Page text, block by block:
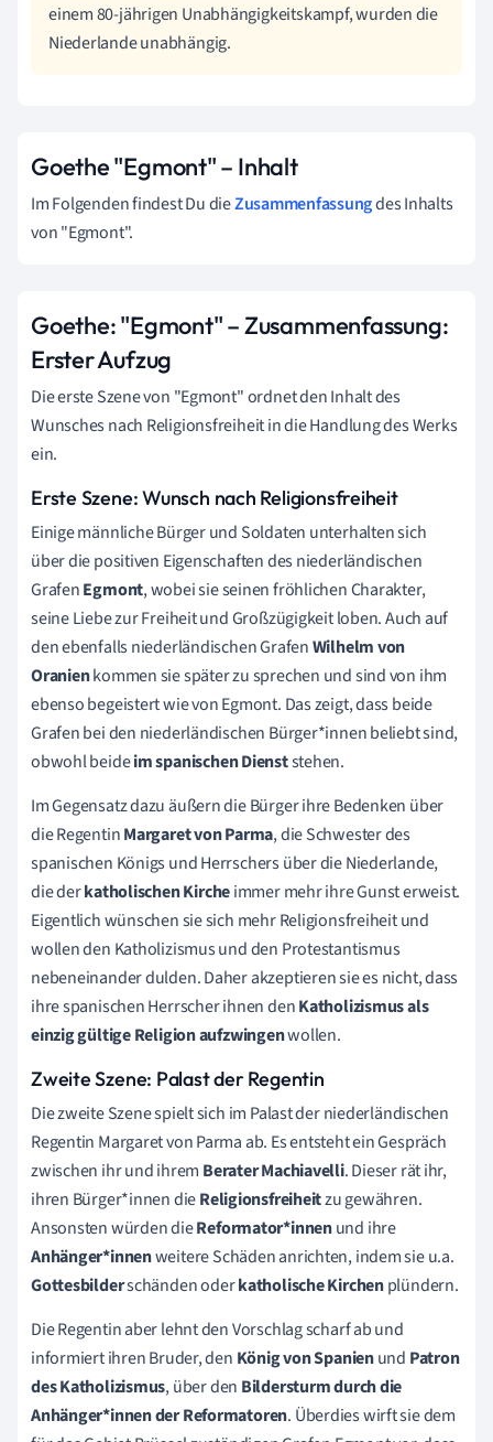
einem 80-jährigen Unabhängigkeitskampf, wurden die
Niederlande unabhängig.
Goethe "Egmont" – Inhalt
Im Folgenden findest Du dieZusammenfassungdes Inhalts
von "Egmont".
Goethe: "Egmont" – Zusammenfassung:
Erster Aufzug
Die erste Szene von "Egmont" ordnet den Inhalt des
Wunsches nach Religionsfreiheit in die Handlung des Werks
ein.
Erste Szene: Wunsch nach Religionsfreiheit
Einige männliche Bürger und Soldaten unterhalten sich
über die positiven Eigenschaften des niederländischen
GrafenEgmont, wobei sie seinen fröhlichen Charakter,
seine Liebe zur Freiheit und Großzügigkeit loben. Auch auf
den ebenfalls niederländischen GrafenWilhelm von
Oranienkommen sie später zu sprechen und sind von ihm
ebenso begeistert wie von Egmont. Das zeigt, dass beide
Grafen bei den niederländischen Bürger*innen beliebt sind,
obwohl beideim spanischen Dienststehen.
Im Gegensatz dazu äußern die Bürger ihre Bedenken über
die RegentinMargaret von Parma, die Schwester des
spanischen Königs und Herrschers über die Niederlande,
die derkatholischen Kircheimmer mehr ihre Gunst erweist.
Eigentlich wünschen sie sich mehr Religionsfreiheit und
wollen den Katholizismus und den Protestantismus
nebeneinander dulden. Daher akzeptieren sie es nicht, dass
ihre spanischen Herrscher ihnen denKatholizismus als
einzig gültige Religion aufzwingenwollen.
Zweite Szene: Palast der Regentin
Die zweite Szene spielt sich im Palast der niederländischen
Regentin Margaret von Parma ab. Es entsteht ein Gespräch
zwischen ihr und ihrem BeraterMachiavelli. Dieser rät ihr,
ihren Bürger*innen dieReligionsfreiheitzu gewähren.
Ansonsten würden dieReformator*innenund ihre
Anhänger*innenweitere Schäden anrichten, indem sie u.a.
Gottesbilderschänden oderkatholische Kirchenplündern.
Die Regentin aber lehnt den Vorschlag scharf ab und
informiert ihren Bruder, den König von Spanienund Patron
des Katholizismus, über den Bildersturm durch die
Anhänger*innen der Reformatoren. Überdies wirft sie dem